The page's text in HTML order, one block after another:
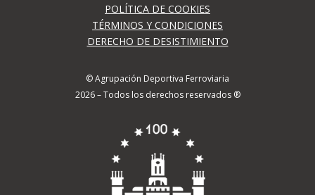
POLÍTICA DE COOKIES
TÉRMINOS Y CONDICIONES
DERECHO DE DESISTIMIENTO
© Agrupación Deportiva Ferroviaria
2026 – Todos los derechos reservados ®